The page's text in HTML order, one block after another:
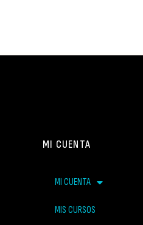
MI CUENTA
MI CUENTA
MIS CURSOS